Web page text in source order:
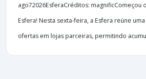
ago72026EsferaCréditos: magnificComeçou
Esfera! Nesta sexta-feira, a Esfera reúne
ofertas em lojas parceiras, permitindo